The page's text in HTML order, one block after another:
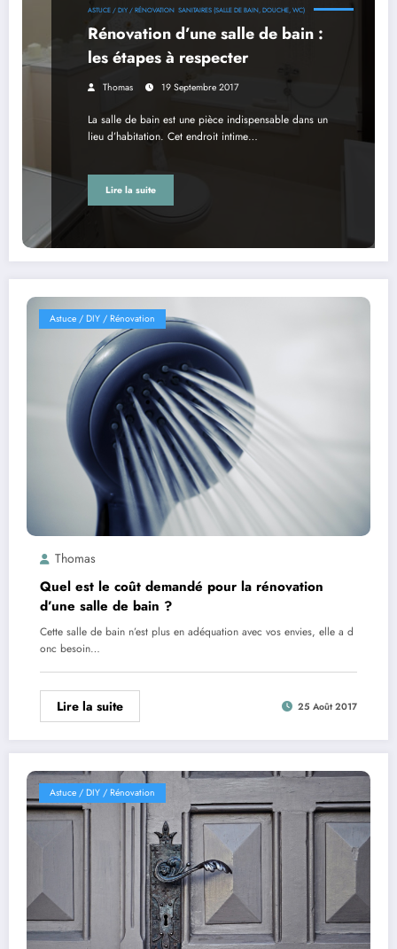
ASTUCE / DIY / RÉNOVATION SANITAIRES (SALLE DE BAIN, DOUCHE, WC)
Rénovation d’une salle de bain :
les étapes à respecter
Thomas 19 Septembre 2017
La salle de bain est une pièce indispensable dans un
lieu d’habitation. Cet endroit intime…
Lire la suite
Astuce / DIY / Rénovation
Thomas
Quel est le coût demandé pour la rénovation
d’une salle de bain ?
Cette salle de bain n’est plus en adéquation avec vos envies, elle a d
onc besoin…
Lire la suite 25 Août 2017
Astuce / DIY / Rénovation